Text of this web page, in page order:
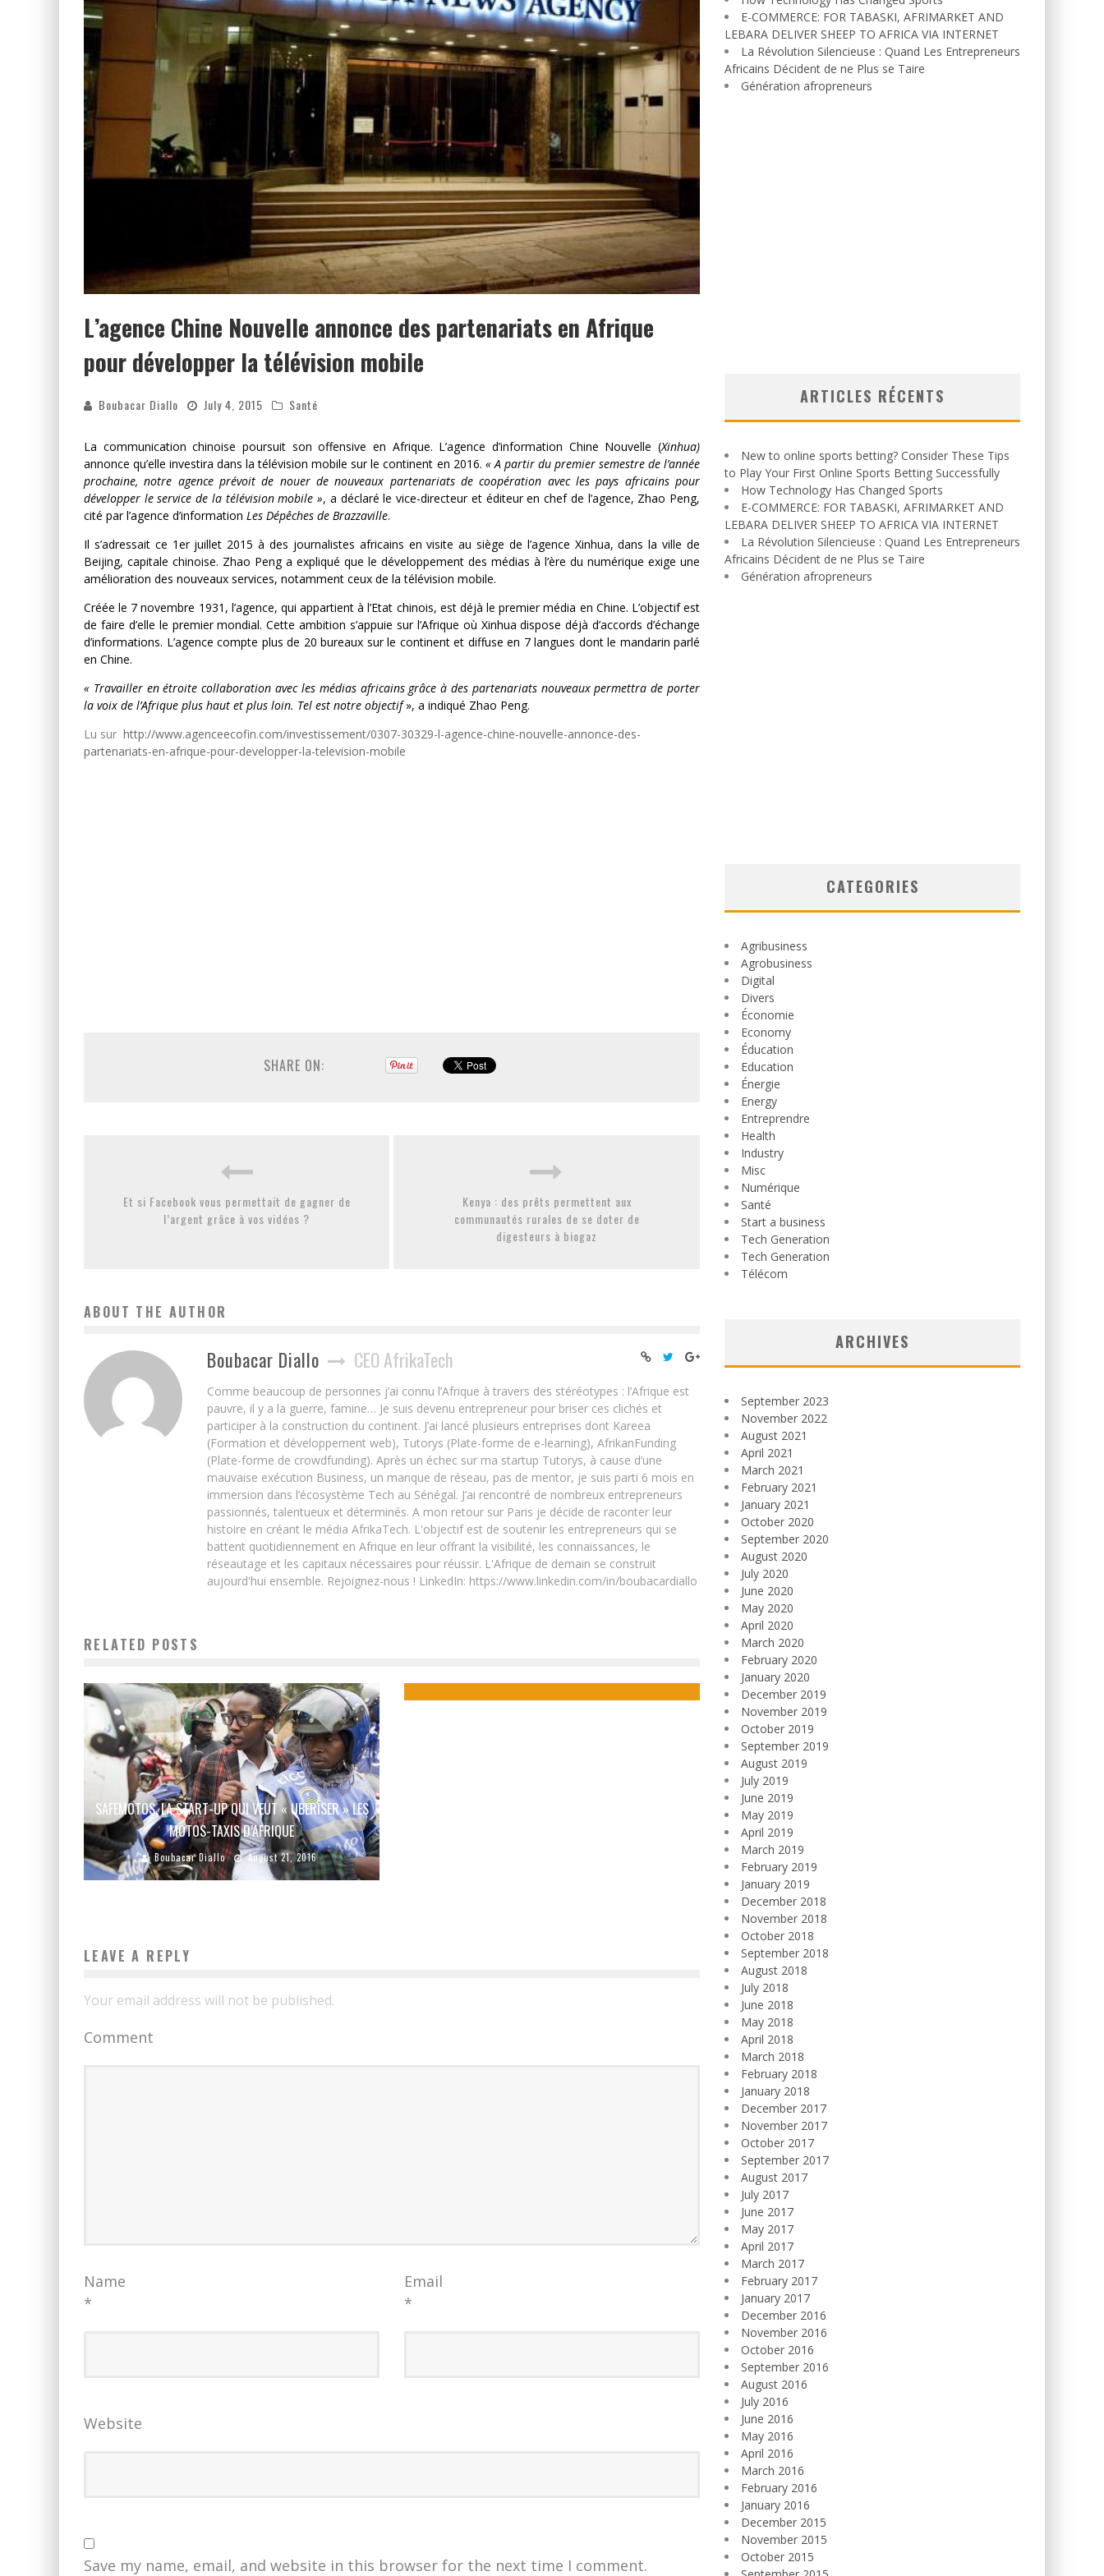
L’agence Chine Nouvelle annonce des partenariats en Afrique
pour développer la télévision mobile
Boubacar Diallo July 4, 2015 Santé
La communication chinoise poursuit son offensive en Afrique. L’agence d’information Chine Nouvelle (Xinhua)
annonce qu’elle investira dans la télévision mobile sur le continent en 2016. « A partir du premier semestre de l’année
prochaine, notre agence prévoit de nouer de nouveaux partenariats de coopération avec les pays africains pour
développer le service de la télévision mobile », a déclaré le vice-directeur et éditeur en chef de l’agence, Zhao Peng,
cité par l’agence d’information Les Dépêches de Brazzaville.
Il s’adressait ce 1er juillet 2015 à des journalistes africains en visite au siège de l’agence Xinhua, dans la ville de
Beijing, capitale chinoise. Zhao Peng a expliqué que le développement des médias à l’ère du numérique exige une
amélioration des nouveaux services, notamment ceux de la télévision mobile.
Créée le 7 novembre 1931, l’agence, qui appartient à l’Etat chinois, est déjà le premier média en Chine. L’objectif est
de faire d’elle le premier mondial. Cette ambition s’appuie sur l’Afrique où Xinhua dispose déjà d’accords d’échange
d’informations. L’agence compte plus de 20 bureaux sur le continent et diffuse en 7 langues dont le mandarin parlé
en Chine.
« Travailler en étroite collaboration avec les médias africains grâce à des partenariats nouveaux permettra de porter
la voix de l’Afrique plus haut et plus loin. Tel est notre objectif», a indiqué Zhao Peng.
Lu sur http://www.agenceecofin.com/investissement/0307-30329-l-agence-chine-nouvelle-annonce-des-
partenariats-en-afrique-pour-developper-la-television-mobile
SHARE ON:
Et si Facebook vous permettait de gagner de
l’argent grâce à vos vidéos ?
Kenya : des prêts permettent aux
communautés rurales de se doter de
digesteurs à biogaz
ABOUT THE AUTHOR
Boubacar Diallo CEO AfrikaTech
Comme beaucoup de personnes j’ai connu l’Afrique à travers des stéréotypes : l’Afrique est
pauvre, il y a la guerre, famine… Je suis devenu entrepreneur pour briser ces clichés et
participer à la construction du continent. J’ai lancé plusieurs entreprises dont Kareea
(Formation et développement web), Tutorys (Plate-forme de e-learning), AfrikanFunding
(Plate-forme de crowdfunding). Après un échec sur ma startup Tutorys, à cause d’une
mauvaise exécution Business, un manque de réseau, pas de mentor, je suis parti 6 mois en
immersion dans l’écosystème Tech au Sénégal. J’ai rencontré de nombreux entrepreneurs
passionnés, talentueux et déterminés. A mon retour sur Paris je décide de raconter leur
histoire en créant le média AfrikaTech. L'objectif est de soutenir les entrepreneurs qui se
battent quotidiennement en Afrique en leur offrant la visibilité, les connaissances, le
réseautage et les capitaux nécessaires pour réussir. L'Afrique de demain se construit
aujourd'hui ensemble. Rejoignez-nous ! LinkedIn: https://www.linkedin.com/in/boubacardiallo
RELATED POSTS
SAFEMOTOS, LA START-UP QUI VEUT « UBERISER » LES
MOTOS-TAXIS D’AFRIQUE
Boubacar Diallo August 21, 2016
LEAVE A REPLY
Your email address will not be published.
Comment
Name
*
Email
*
Website
Save my name, email, and website in this browser for the next time I comment.
E-COMMERCE: FOR TABASKI, AFRIMARKET AND
LEBARA DELIVER SHEEP TO AFRICA VIA INTERNET
La Révolution Silencieuse : Quand Les Entrepreneurs
Africains Décident de ne Plus se Taire
Génération afropreneurs
ARTICLES RÉCENTS
New to online sports betting? Consider These Tips
to Play Your First Online Sports Betting Successfully
How Technology Has Changed Sports
E-COMMERCE: FOR TABASKI, AFRIMARKET AND
LEBARA DELIVER SHEEP TO AFRICA VIA INTERNET
La Révolution Silencieuse : Quand Les Entrepreneurs
Africains Décident de ne Plus se Taire
Génération afropreneurs
CATEGORIES
Agribusiness
Agrobusiness
Digital
Divers
Économie
Economy
Éducation
Education
Énergie
Energy
Entreprendre
Health
Industry
Misc
Numérique
Santé
Start a business
Tech Generation
Tech Generation
Télécom
ARCHIVES
September 2023
November 2022
August 2021
April 2021
March 2021
February 2021
January 2021
October 2020
September 2020
August 2020
July 2020
June 2020
May 2020
April 2020
March 2020
February 2020
January 2020
December 2019
November 2019
October 2019
September 2019
August 2019
July 2019
June 2019
May 2019
April 2019
March 2019
February 2019
January 2019
December 2018
November 2018
October 2018
September 2018
August 2018
July 2018
June 2018
May 2018
April 2018
March 2018
February 2018
January 2018
December 2017
November 2017
October 2017
September 2017
August 2017
July 2017
June 2017
May 2017
April 2017
March 2017
February 2017
January 2017
December 2016
November 2016
October 2016
September 2016
August 2016
July 2016
June 2016
May 2016
April 2016
March 2016
February 2016
January 2016
December 2015
November 2015
October 2015